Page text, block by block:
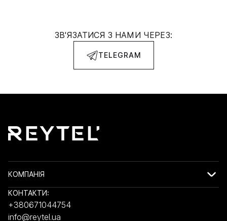
ЗВ'ЯЗАТИСЯ З НАМИ ЧЕРЕЗ:
TELEGRAM
КОМПАНІЯ
КОНТАКТИ:
+380671044754
info@reytel.ua